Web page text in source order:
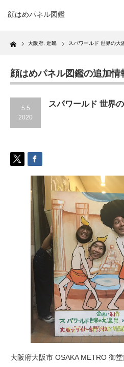
顔はめパネル図鑑
Home 大阪府 近畿 スパワールド 世界の大
顔はめパネル図鑑の追加情
5.5
2020
スパワールド 世界
大阪府大阪市 OSAKA METRO 御